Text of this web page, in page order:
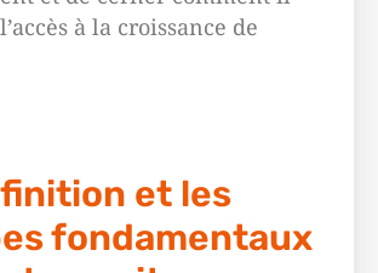
à la croissance de
et les
fondamentaux